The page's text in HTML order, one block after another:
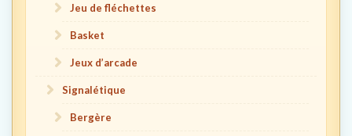
Jeu de fléchettes
Basket
Jeux d’arcade
Signalétique
Bergère